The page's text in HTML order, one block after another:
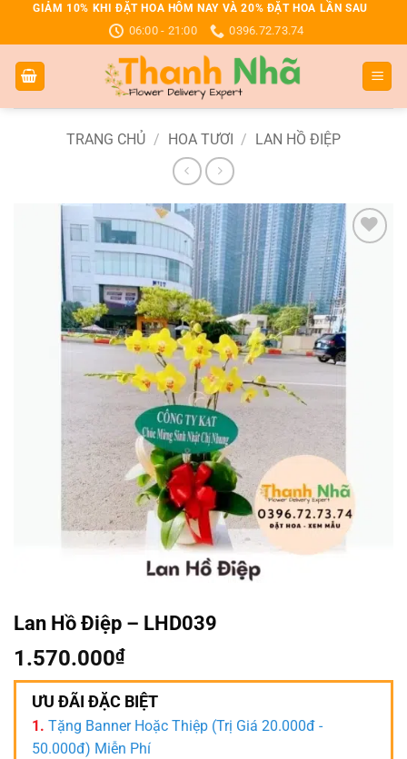
dung
GIẢM 10% KHI ĐẶT HOA HÔM NAY VÀ 20% ĐẶT HOA LẦN SAU
06:00 - 21:00 0396.72.73.74
TRANG CHỦ / HOA TƯƠI / LAN HỒ ĐIỆP
Add to
wishlist
Lan Hồ Điệp – LHD039
1.570.000₫
ƯU ĐÃI ĐẶC BIỆT
1. Tặng Banner Hoặc Thiệp (Trị Giá 20.000đ -
50.000đ) Miễn Phí